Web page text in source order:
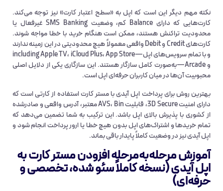
نکته مهم دیگر این است که اپل به «سطح اعتبار کارت» نیز توجه می‌کند.
کارت‌هایی که دارای Balance کم، وضعیت SMS Banking غیرفعال یا
محدودیت تراکنش هستند، ممکن است هنگام خرید با خطا مواجه شوند.
کارت‌های Credit و Debit واقعی معمولاً هیچ محدودیتی در این زمینه ندارند
و با تمام سرویس‌های اپل—including Apple TV، iCloud Plus، App Store
و Arcade—به‌صورت کامل سازگار هستند. این سازگاری یکی از دلایل اصلی
محبوبیت آن‌ها در میان کاربران حرفه‌ای اپل است.
بهترین روش برای پرداخت اپل آیدی با مستر کارت استفاده از کارتی است که
دارای امنیت 3D Secure، قابلیت AVS، Bin معتبر، آدرس واقعی و صادرشده
از کشوری با پذیرش بالای اپل باشد. این ترکیب به شما تضمین می‌دهد که
تمام خریدها و اشتراک‌های اپل بدون هیچ خطا یا ارور پرداخت انجام شود و
اپل آیدی نیز در وضعیت کاملاً پایدار باقی بماند.
آموزش مرحله‌به‌مرحله افزودن مستر کارت به
اپل آیدی (نسخه کاملاً سئو شده، تخصصی و
حرفه‌ای)